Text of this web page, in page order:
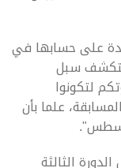
على حسابها في
سبل
لتكونوا
علما بأن
الثالثة